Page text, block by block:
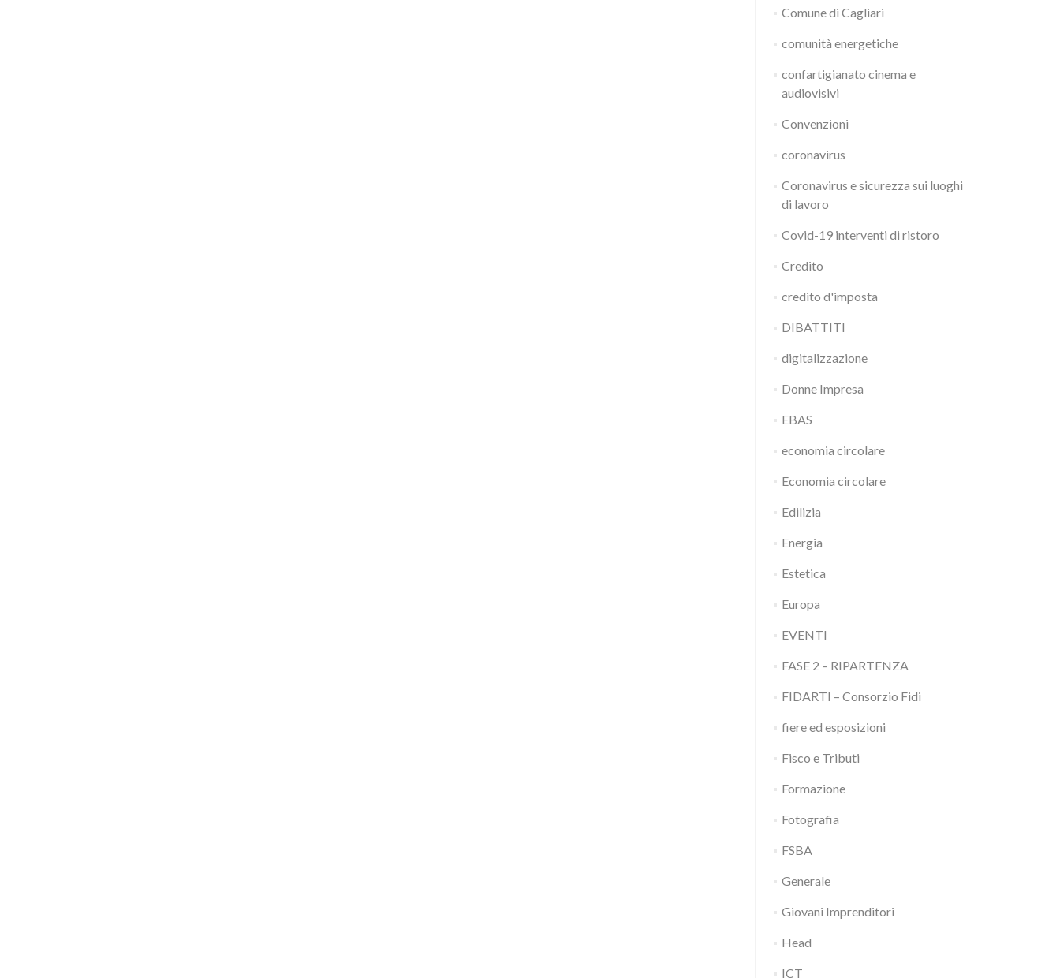
Comune di Cagliari
comunità energetiche
confartigianato cinema e
audiovisivi
Convenzioni
coronavirus
Coronavirus e sicurezza sui luoghi
di lavoro
Covid-19 interventi di ristoro
Credito
credito d'imposta
DIBATTITI
digitalizzazione
Donne Impresa
EBAS
economia circolare
Economia circolare
Edilizia
Energia
Estetica
Europa
EVENTI
FASE 2 – RIPARTENZA
FIDARTI – Consorzio Fidi
fiere ed esposizioni
Fisco e Tributi
Formazione
Fotografia
FSBA
Generale
Giovani Imprenditori
Head
ICT